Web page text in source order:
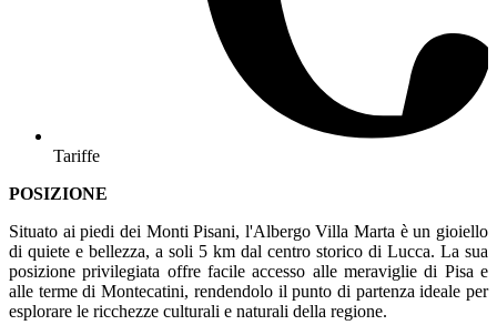
Tariffe
POSIZIONE
Situato ai piedi dei Monti Pisani, l'Albergo Villa Marta è un gioiello
di quiete e bellezza, a soli 5 km dal centro storico di Lucca. La sua
posizione privilegiata offre facile accesso alle meraviglie di Pisa e
alle terme di Montecatini, rendendolo il punto di partenza ideale per
esplorare le ricchezze culturali e naturali della regione.